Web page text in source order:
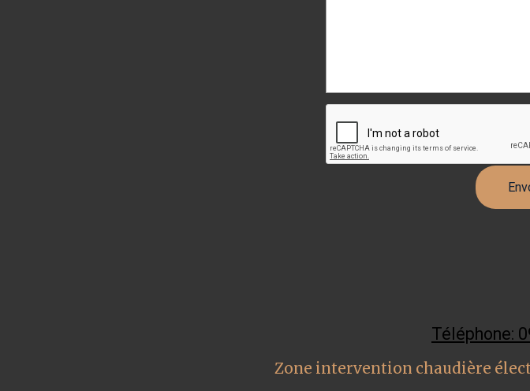
Téléphone:
Zone intervention chaudière